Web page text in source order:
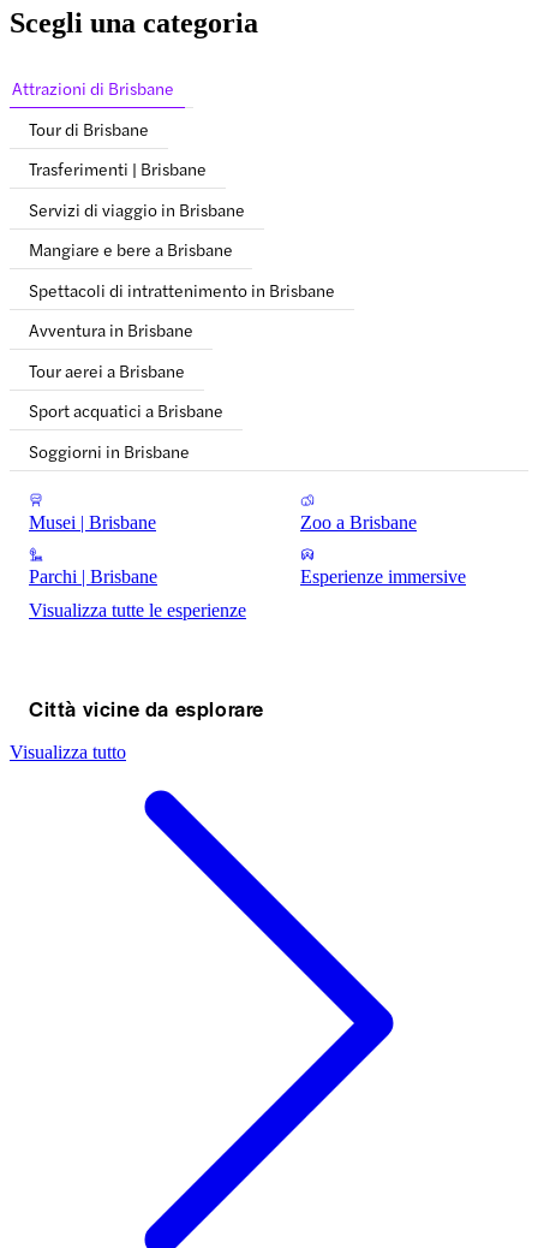
Scegli una categoria
Attrazioni di Brisbane
Tour di Brisbane
Trasferimenti | Brisbane
Servizi di viaggio in Brisbane
Mangiare e bere a Brisbane
Spettacoli di intrattenimento in Brisbane
Avventura in Brisbane
Tour aerei a Brisbane
Sport acquatici a Brisbane
Soggiorni in Brisbane
Musei | Brisbane Zoo a Brisbane
Parchi | Brisbane
Esperienze immersive
Visualizza tutte le esperienze
Città vicine da esplorare
Visualizza tutto